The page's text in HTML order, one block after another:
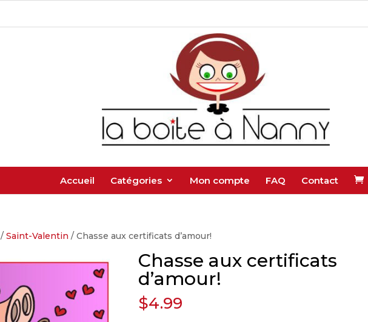
Accueil Catégories Mon compte FAQ Contact
/Saint-Valentin / Chasse aux certificats d’amour!
Chasse aux certificats
d’amour!
$4.99